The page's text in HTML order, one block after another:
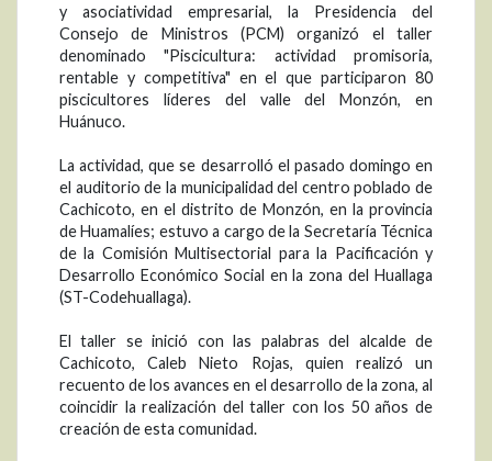
y asociatividad empresarial, la Presidencia del
Consejo de Ministros (PCM) organizó el taller
denominado "Piscicultura: actividad promisoria,
rentable y competitiva" en el que participaron 80
piscicultores líderes del valle del Monzón, en
Huánuco.
La actividad, que se desarrolló el pasado domingo en
el auditorio de la municipalidad del centro poblado de
Cachicoto, en el distrito de Monzón, en la provincia
de Huamalíes; estuvo a cargo de la Secretaría Técnica
de la Comisión Multisectorial para la Pacificación y
Desarrollo Económico Social en la zona del Huallaga
(ST-Codehuallaga).
El taller se inició con las palabras del alcalde de
Cachicoto, Caleb Nieto Rojas, quien realizó un
recuento de los avances en el desarrollo de la zona, al
coincidir la realización del taller con los 50 años de
creación de esta comunidad.